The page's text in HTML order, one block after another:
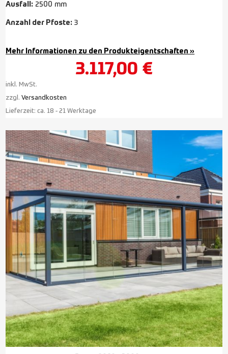
Ausfall: 2500 mm
Anzahl der Pfoste: 3
Mehr Informationen zu den Produkteigentschaften »
3.117,00 €
inkl. MwSt.
zzgl.Versandkosten
Lieferzeit:ca. 18 - 21 Werktage